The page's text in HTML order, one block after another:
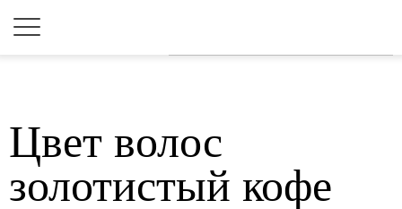
Цвет волос
золотистый кофе